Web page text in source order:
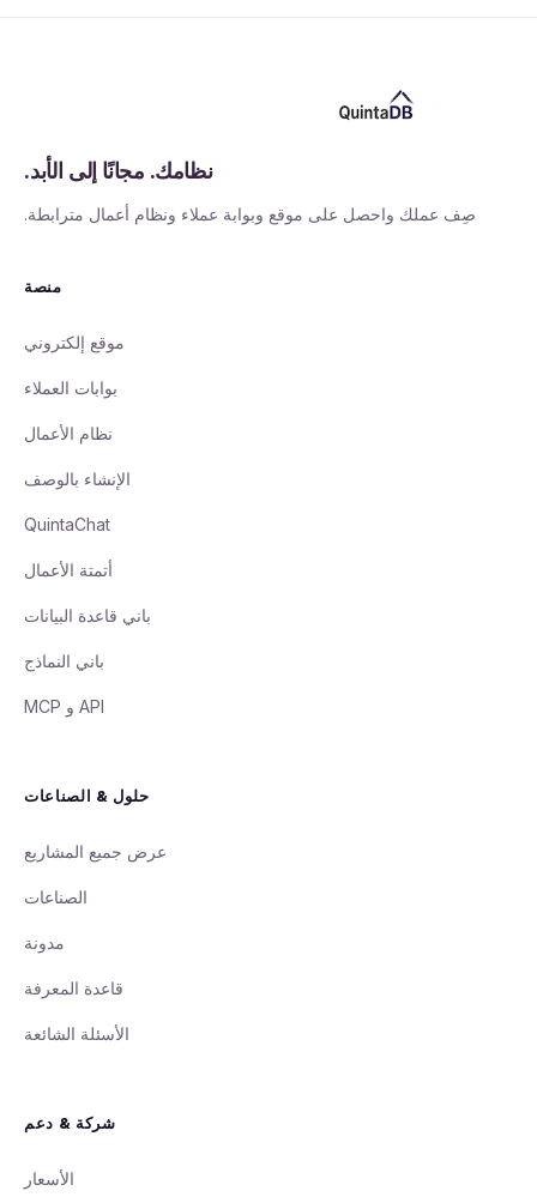
نظامك. مجانًا إلى الأبد.
صِف عملك واحصل على موقع وبوابة عملاء ونظام أعمال مترابطة.
منصة
موقع إلكتروني
بوابات العملاء
نظام الأعمال
الإنشاء بالوصف
QuintaChat
أتمتة الأعمال
باني قاعدة البيانات
باني النماذج
API و MCP
حلول & الصناعات
عرض جميع المشاريع
الصناعات
مدونة
قاعدة المعرفة
الأسئلة الشائعة
شركة & دعم
الأسعار